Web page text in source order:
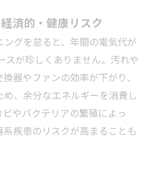
済的・健康リスク
グを怠ると、年間の電気代が
スが珍しくありません。汚れや
器やファンの効率が下がり、
、余分なエネルギーを消費し
やバクテリアの繁殖によっ
疾患のリスクが高まることも